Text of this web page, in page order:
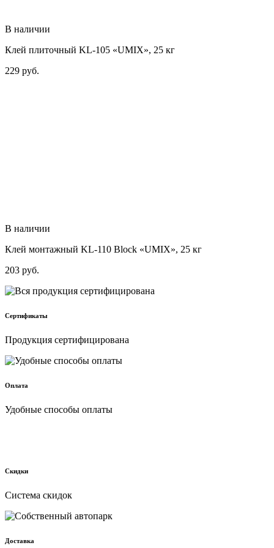
В наличии
Клей плиточный KL-105 «UMIX», 25 кг
229 руб.
В наличии
Клей монтажный KL-110 Block «UMIX», 25 кг
203 руб.
Сертификаты
Продукция сертифицирована
Оплата
Удобные способы оплаты
Скидки
Cистема скидок
Доставка